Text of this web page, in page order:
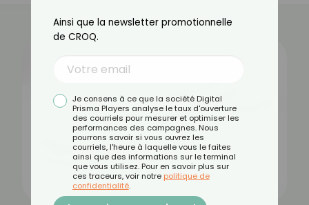
Ainsi que la newsletter promotionnelle
de CROQ.
Je consens à ce que la société Digital
Prisma Players analyse le taux d'ouverture
des courriels pour mesurer et optimiser les
performances des campagnes. Nous
pourrons savoir si vous ouvrez les
courriels, l'heure à laquelle vous le faites
ainsi que des informations sur le terminal
que vous utilisez. Pour en savoir plus sur
ces traceurs, voir notre politique de
confidentialité.